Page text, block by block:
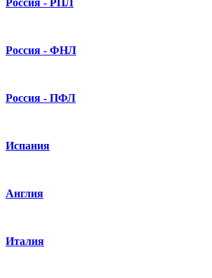
Россия - РПЛ
Россия - ФНЛ
Россия - ПФЛ
Испания
Англия
Италия